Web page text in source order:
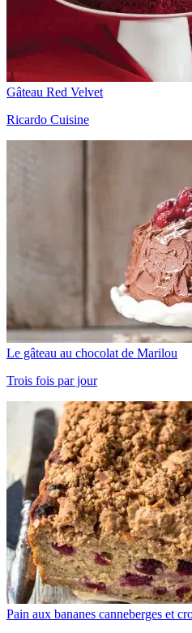
Gâteau Red Velvet
Ricardo Cuisine
Le gâteau au chocolat de Marilou
Trois fois par jour
Pain aux bananes canneberges et